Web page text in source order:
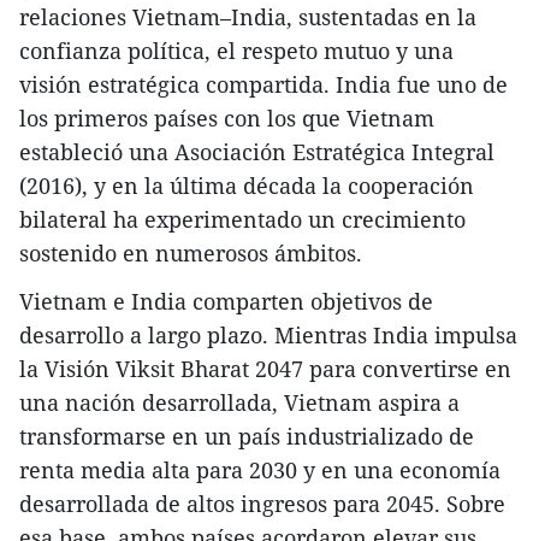
relaciones Vietnam–India, sustentadas en la
confianza política, el respeto mutuo y una
visión estratégica compartida. India fue uno de
los primeros países con los que Vietnam
estableció una Asociación Estratégica Integral
(2016), y en la última década la cooperación
bilateral ha experimentado un crecimiento
sostenido en numerosos ámbitos.
Vietnam e India comparten objetivos de
desarrollo a largo plazo. Mientras India impulsa
la Visión Viksit Bharat 2047 para convertirse en
una nación desarrollada, Vietnam aspira a
transformarse en un país industrializado de
renta media alta para 2030 y en una economía
desarrollada de altos ingresos para 2045. Sobre